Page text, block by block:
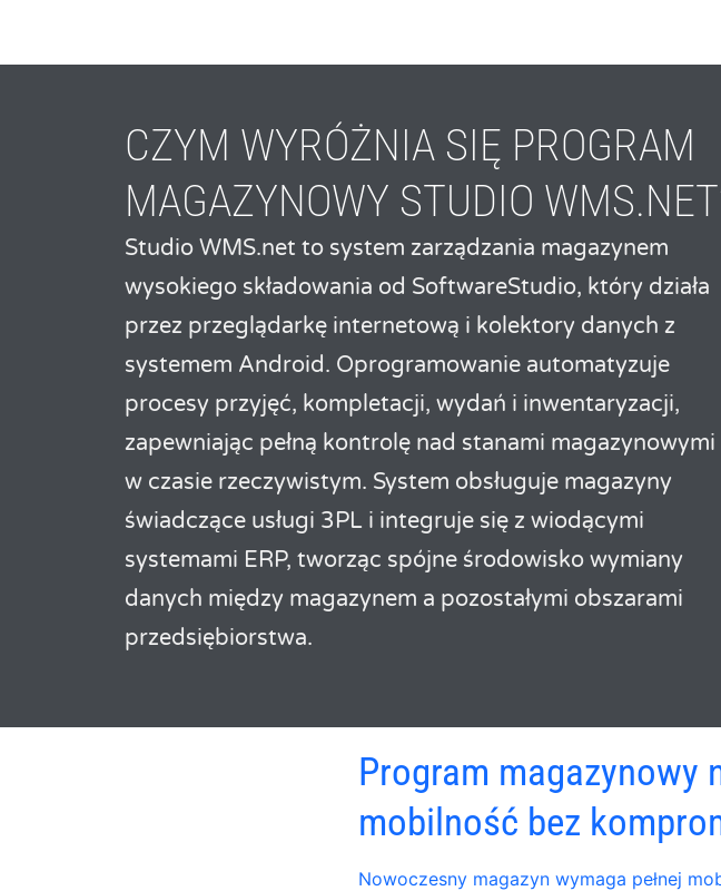
CZYM WYRÓŻNIA SIĘ PROGRAM
MAGAZYNOWY STUDIO
Studio WMS.net to system zarządzania magazynem
wysokiego składowania od SoftwareStudio, który działa
przez przeglądarkę internetową i kolektory danych z
systemem Android. Oprogramowanie automatyzuje
procesy przyjęć, kompletacji, wydań i inwentaryzacji,
zapewniając pełną kontrolę nad stanami magazynowymi
w czasie rzeczywistym. System obsługuje magazyny
świadczące usługi 3PL i integruje się z wiodącymi
systemami ERP, tworząc spójne środowisko wymiany
danych między magazynem a pozostałymi obszarami
przedsiębiorstwa.
Program magazynowy
mobilność bez
Nowoczesny magazyn wymaga pełnej